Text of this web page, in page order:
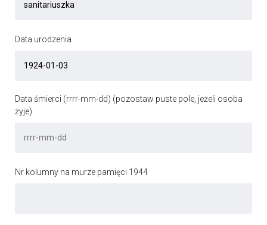
Data urodzenia
Data śmierci (rrrr-mm-dd) (pozostaw puste pole, jeżeli osoba
żyje)
Nr kolumny na murze pamięci 1944